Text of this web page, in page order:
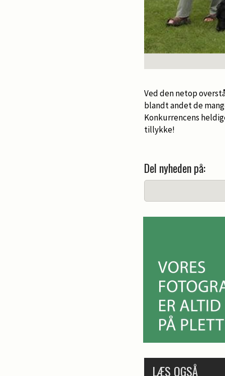
Ved den netop
blandt andet de
Konkurrencens
tillykke!
Del nyheden på:
LÆS OGSÅ